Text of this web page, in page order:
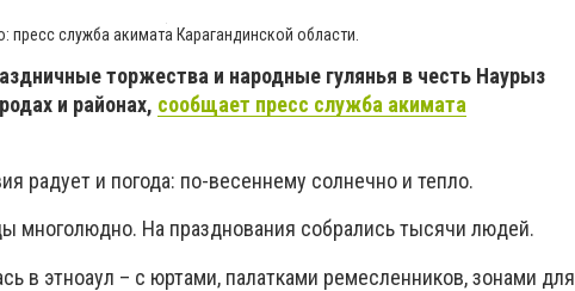
пресс служба акимата Карагандинской области.
торжества и народные гулянья в честь Наурыз
и районах, сообщает пресс служба акимата
радует и погода: по-весеннему солнечно и тепло.
многолюдно. На празднования собрались тысячи людей.
в этноаул – с юртами, палатками ремесленников, зонами для